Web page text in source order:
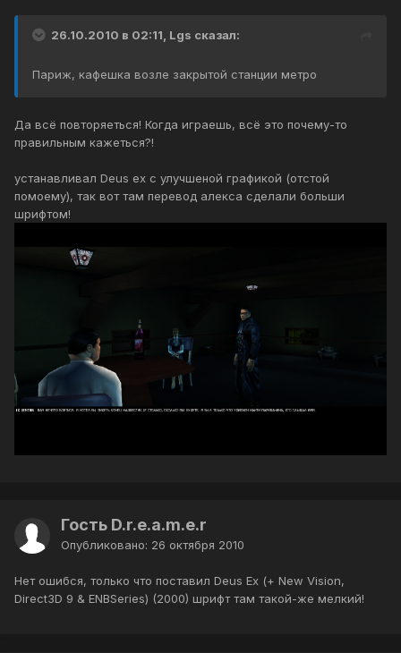
26.10.2010 в 02:11, Lgs сказал:
Париж, кафешка возле закрытой станции метро
Да всё повторяеться! Когда играешь, всё это почему-то
правильным кажеться?!
устанавливал Deus ex c улучшеной графикой (отстой
помоему), так вот там перевод алекса сделали больши
шрифтом!
Гость D.r.e.a.m.e.r
Опубликовано: 26 октября 2010
Нет ошибся, только что поставил Deus Ex (+ New Vision,
Direct3D 9 & ENBSeries) (2000) шрифт там такой-же мелкий!